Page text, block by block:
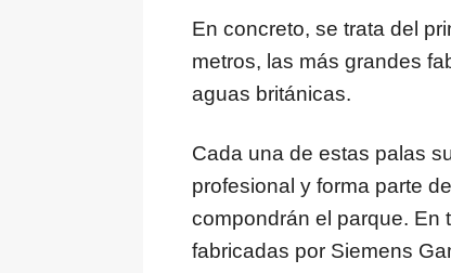
En concreto, se trata del
metros, las más grandes
aguas británicas.
Cada una de estas palas
profesional y forma parte
compondrán el parque. En
fabricadas por Siemens